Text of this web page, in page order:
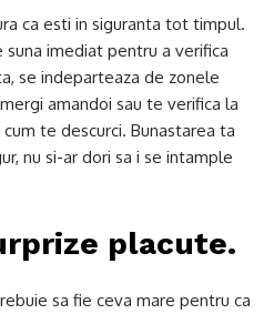
ca esti in siguranta tot timpul.
suna imediat pentru a verifica
se indeparteaza de zonele
amandoi sau te verifica la
te descurci. Bunastarea ta
nu si-ar dori sa i se intample
placute.
sa fie ceva mare pentru ca